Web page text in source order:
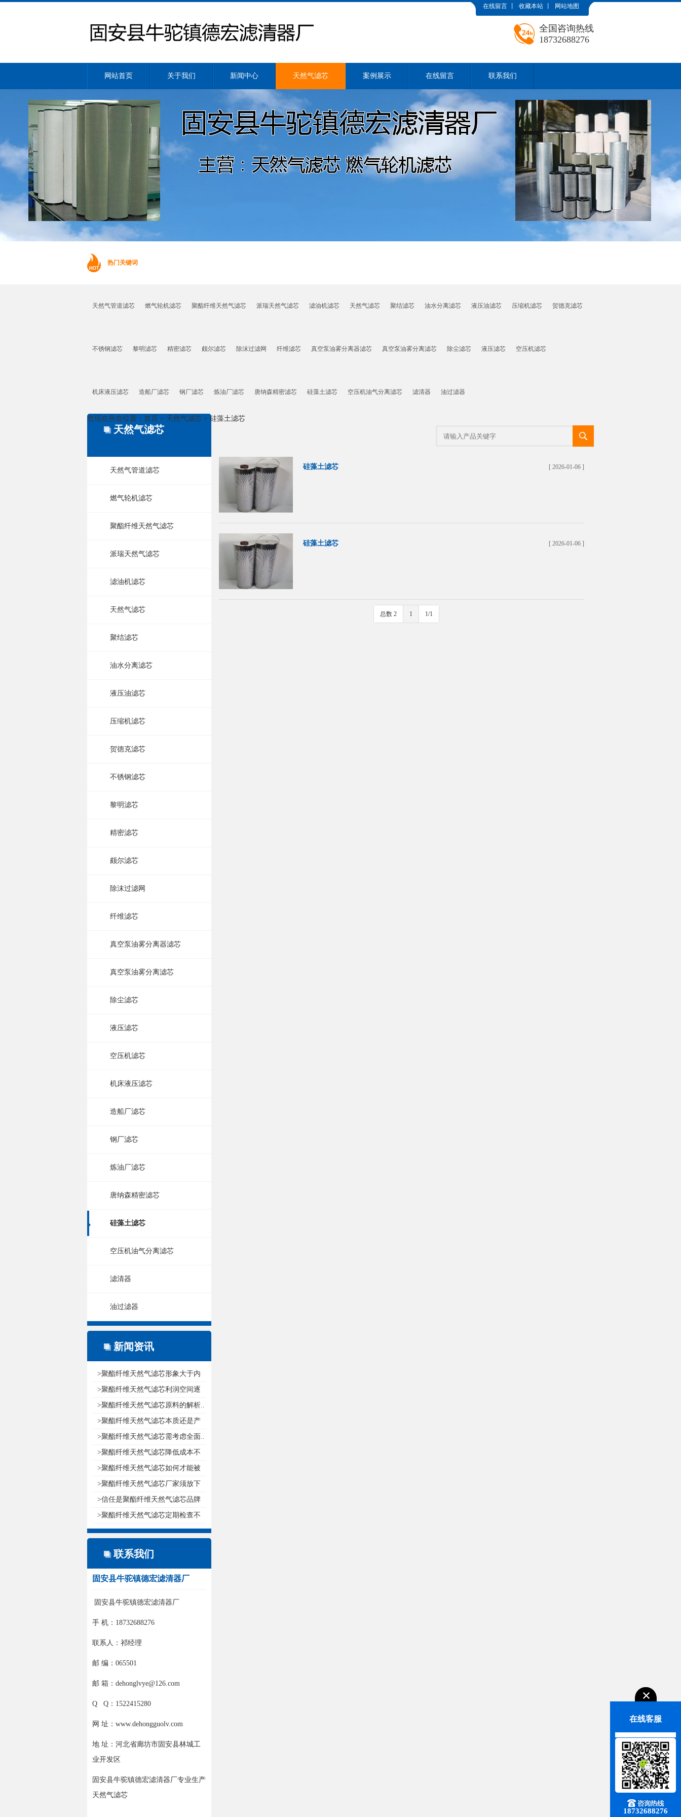
在线留言 收藏本站 网站地图
全国咨询热线
18732688276
网站首页 关于我们 新闻中心 天然气滤芯 案例展示 在线留言 联系我们
热门关键词
天然气管道滤芯 燃气轮机滤芯 聚酯纤维天然气滤芯 派瑞天然气滤芯 滤油机滤芯 天然气滤芯 聚结滤芯 油水分离滤芯 液压油滤芯 压缩机滤芯 贺德克滤芯
不锈钢滤芯 黎明滤芯 精密滤芯 颇尔滤芯 除沫过滤网 纤维滤芯 真空泵油雾分离器滤芯 真空泵油雾分离滤芯 除尘滤芯 液压滤芯 空压机滤芯
机床液压滤芯 造船厂滤芯 钢厂滤芯 炼油厂滤芯 唐纳森精密滤芯 硅藻土滤芯 空压机油气分离滤芯 滤清器 油过滤器
您现在所在位置： 首页 > 天然气滤芯 > 硅藻土滤芯
天然气滤芯
天然气管道滤芯
燃气轮机滤芯
聚酯纤维天然气滤芯
派瑞天然气滤芯
滤油机滤芯
天然气滤芯
聚结滤芯
油水分离滤芯
液压油滤芯
压缩机滤芯
贺德克滤芯
不锈钢滤芯
黎明滤芯
精密滤芯
颇尔滤芯
除沫过滤网
纤维滤芯
真空泵油雾分离器滤芯
真空泵油雾分离滤芯
除尘滤芯
液压滤芯
空压机滤芯
机床液压滤芯
造船厂滤芯
钢厂滤芯
炼油厂滤芯
唐纳森精密滤芯
硅藻土滤芯
空压机油气分离滤芯
滤清器
油过滤器
新闻资讯
>聚酯纤维天然气滤芯形象大于内
涵..
>聚酯纤维天然气滤芯利润空间逐
渐减..
>聚酯纤维天然气滤芯原料的解析..
>聚酯纤维天然气滤芯本质还是产
品..
>聚酯纤维天然气滤芯需考虑全面..
>聚酯纤维天然气滤芯降低成本不
如创..
>聚酯纤维天然气滤芯如何才能被
消费..
>聚酯纤维天然气滤芯厂家须放下
尊严..
>信任是聚酯纤维天然气滤芯品牌
发展..
>聚酯纤维天然气滤芯定期检查不
要因..
联系我们
固安县牛驼镇德宏滤清器厂
固安县牛驼镇德宏滤清器厂
手 机：18732688276
联系人：祁经理
邮 编：065501
邮 箱：dehonglvye@126.com
Q Q：1522415280
网 址：www.dehongguolv.com
地 址：河北省廊坊市固安县林城工
业开发区
固安县牛驼镇德宏滤清器厂专业生产
天然气滤芯
硅藻土滤芯 [ 2026-01-06 ]
硅藻土滤芯 [ 2026-01-06 ]
总数 2 1 1/1
在线客服
18732688276